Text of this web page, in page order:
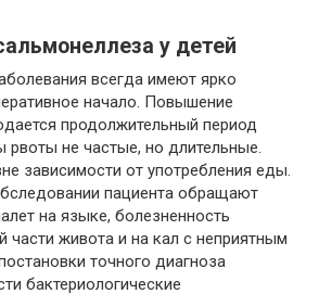
у детей
всегда имеют ярко
начало. Повышение
продолжительный период
не частые, но длительные.
зависимости от употребления еды.
пациента обращают
на языке, болезненность
части живота и на кал с неприятным
точного диагноза
бактериологические